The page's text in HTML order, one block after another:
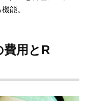
能。
費用とR